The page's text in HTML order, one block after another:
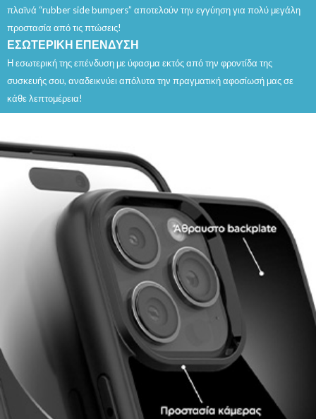
πλαϊνά “rubber side bumpers” αποτελούν την εγγύηση για πολύ μεγάλη
προστασία από τις πτώσεις!
ΕΣΩΤΕΡΙΚΗ ΕΠΕΝΔΥΣΗ
Η εσωτερική της επένδυση με ύφασμα εκτός από την φροντίδα της
συσκευής σου, αναδεικνύει απόλυτα την πραγματική αφοσίωσή μας σε
κάθε λεπτομέρεια!